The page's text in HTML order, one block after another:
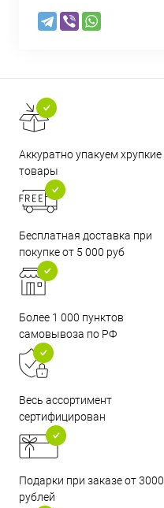
Аккуратно упакуем хрупкие
товары
Бесплатная доставка при
покупке от 5 000 руб
Более 1 000 пунктов
самовывоза по РФ
Весь ассортимент
сертифицирован
Подарки при заказе от 3000
рублей